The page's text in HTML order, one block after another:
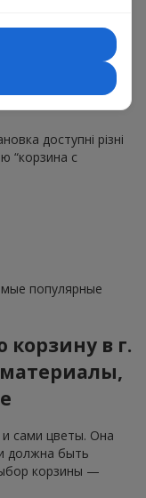
формы,
корзины для
подарок,
доступні різні
“корзина с
популярные
в г.
сами цветы. Она
должна быть
корзины —